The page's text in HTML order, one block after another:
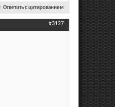
Ответить с цитированием
#3127